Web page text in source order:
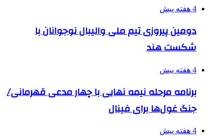
4 هفته پیش
دومین پیروزی تیم ملی والیبال نوجوانان با
شکست هند
4 هفته پیش
برنامه مرحله نیمه نهایی با چهار مدعی قهرمانی/
جنگ غول‌ها برای فینال
4 هفته پیش